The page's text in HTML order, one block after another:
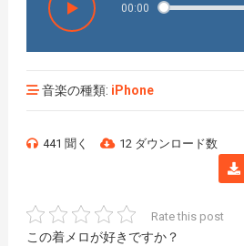
00:00
音楽の種類: iPhone
441 聞く 12 ダウンロード数
Rate this post
この着メロが好きですか？